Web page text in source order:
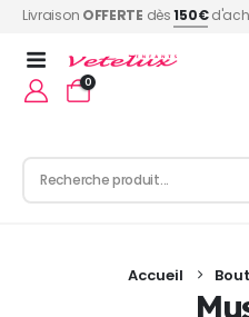
Livraison OFFERTE dès150€
0
Accueil